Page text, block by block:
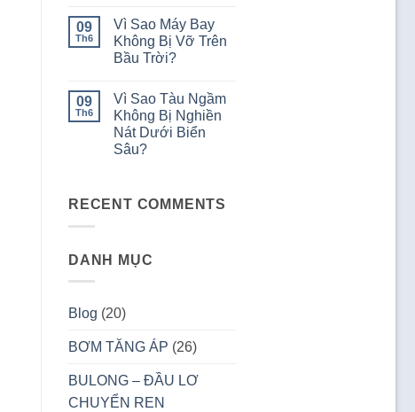
Suất
Cao?
Được
Nước
Bằng
Ống
Hút?
bình
luận
ở
Tại
Áp
Suất
Giúp
Nấu
Ăn
Nhanh
09
Th6
Vì Sao Máy Bay
Không Bị Vỡ Trên
Bầu Trời?
bình
luận
ở
Vì
Sao
Máy
Vỡ
09
Th6
Vì Sao Tàu Ngầm
Không Bị Nghiền
Nát Dưới Biển
Sâu?
luận
ở
Ngầm
Không
Dưới
Sâu?
RECENT COMMENTS
DANH MỤC
Blog (20)
BƠM TĂNG ÁP (26)
BULONG – ĐẦU LƠ
CHUYỂN REN